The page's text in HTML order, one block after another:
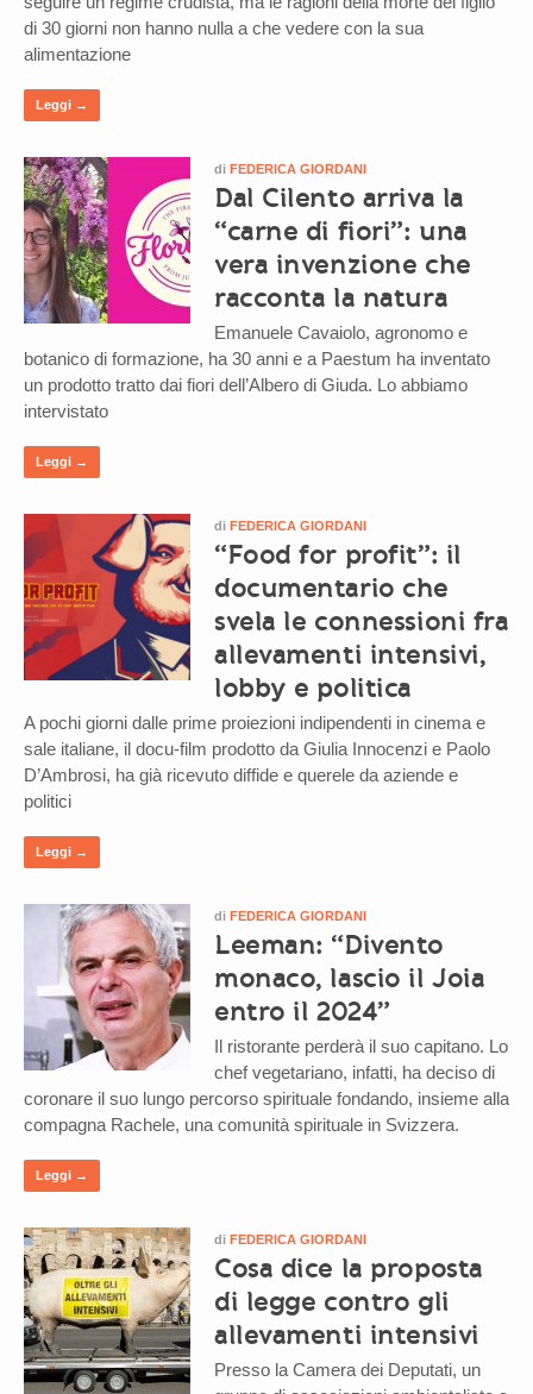
di 30 giorni non hanno nulla a che vedere con la sua
alimentazione
Leggi →
di FEDERICA GIORDANI
Dal Cilento arriva la
“carne di fiori”: una
vera invenzione che
racconta la natura
Emanuele Cavaiolo, agronomo e
botanico di formazione, ha 30 anni e a Paestum ha inventato
un prodotto tratto dai fiori dell’Albero di Giuda. Lo abbiamo
intervistato
Leggi →
di FEDERICA GIORDANI
“Food for profit”: il
documentario che
svela le connessioni fra
allevamenti intensivi,
lobby e politica
A pochi giorni dalle prime proiezioni indipendenti in cinema e
sale italiane, il docu-film prodotto da Giulia Innocenzi e Paolo
D’Ambrosi, ha già ricevuto diffide e querele da aziende e
politici
Leggi →
di FEDERICA GIORDANI
Leeman: “Divento
monaco, lascio il Joia
entro il 2024”
Il ristorante perderà il suo capitano. Lo
chef vegetariano, infatti, ha deciso di
coronare il suo lungo percorso spirituale fondando, insieme alla
compagna Rachele, una comunità spirituale in Svizzera.
Leggi →
di FEDERICA GIORDANI
Cosa dice la proposta
di legge contro gli
allevamenti intensivi
Presso la Camera dei Deputati, un